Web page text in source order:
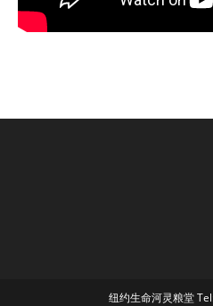
纽约生命河灵粮堂